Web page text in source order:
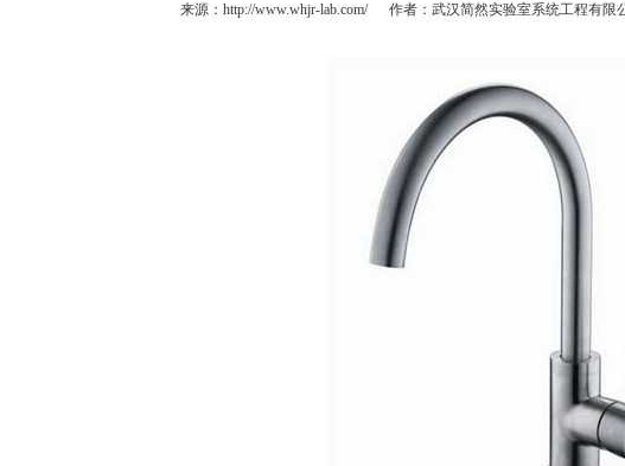
来源：http://www.whjr-lab.com/ 作者：武汉简然实验室系统工程有限